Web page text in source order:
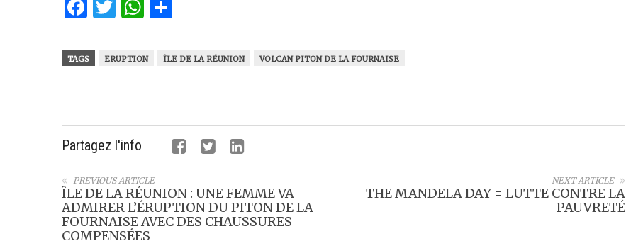
Facebook
Twitter
WhatsApp
TAGS ERUPTION ÎLE DE LA RÉUNION VOLCAN PITON DE LA FOURNAISE
Partagez l'info
NEXT ARTICLE
THE MANDELA DAY = LUTTE CONTRE LA
PAUVRETÉ
PREVIOUS ARTICLE
ÎLE DE LA RÉUNION : UNE FEMME VA
ADMIRER L’ÉRUPTION DU PITON DE LA
FOURNAISE AVEC DES CHAUSSURES
COMPENSÉES